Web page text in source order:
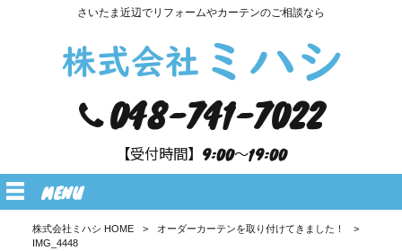
さいたま近辺でリフォームやカーテンのご相談なら
048-741-7022
【受付時間】9:00～19:00
MENU
株式会社ミハシ HOME > オーダーカーテンを取り付けてきました！
>
IMG_4448